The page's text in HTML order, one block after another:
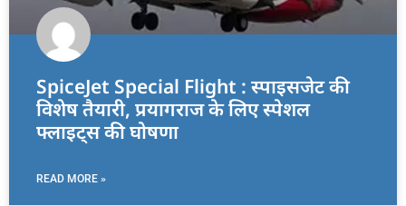
SpiceJet Special Flight : स्पाइसजेट की
विशेष तैयारी, प्रयागराज के लिए स्पेशल
फ्लाइट्स की घोषणा
READ MORE »